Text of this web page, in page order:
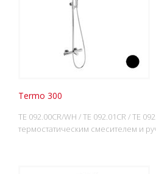
Termo 300
TE 092.00CR/WH / TE 092.01CR / TE
термостатическим смесителем и